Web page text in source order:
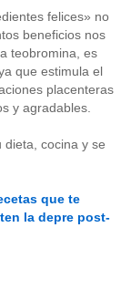
felices» no
beneficios nos
teobromina, es
que estimula el
placenteras
y agradables.
dieta, cocina y se
que te
la depre post-